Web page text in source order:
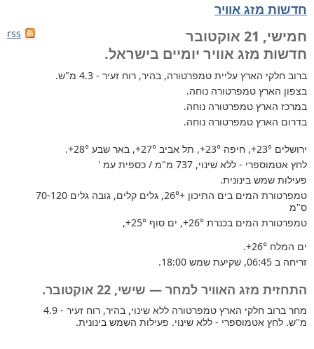
חדשות מזג אוויר
rss
חמישי, 21 אוקטובר
חדשות מזג אוויר יומיים בישראל.
ברוב חלקי הארץ עליית טמפרטורה, בהיר, רוח זעיר - 4.3 מ"ש.
בצפון הארץ טמפרטורה נוחה.
במרכז הארץ טמפרטורה נוחה.
בדרום הארץ טמפרטורה נוחה.
ירושלים +23°, חיפה +23°, תל אביב +27°, באר שבע +28°
.
לחץ אטמוספרי - ללא שינוי, 737 מ"מ / כספית עמ '
פעילות שמש בינונית.
טמפרטורת המים בים התיכון +26°
, גלים קלים, גובה גלים 70-120
ס"מ
טמפרטורת המים בכנרת +26°, ים סוף +25°
,
ים המלח +26°
.
זריחה ב 06:45, שקיעת שמש 18:00.
התחזית מזג האוויר למחר — שישי, 22 אוקטובר.
מחר ברוב חלקי הארץ טמפרטורה ללא שינוי, בהיר, רוח זעיר - 4.9
מ"ש. לחץ אטמוספרי - ללא שינוי. פעילות השמש בינונית.